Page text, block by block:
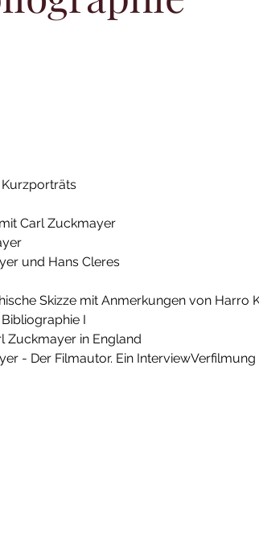
Carl Zuckmayer
und Hans Cleres
Skizze mit Anmerkungen von Harro
I
Zuckmayer in England
- Der Filmautor. Ein InterviewVerfilmung